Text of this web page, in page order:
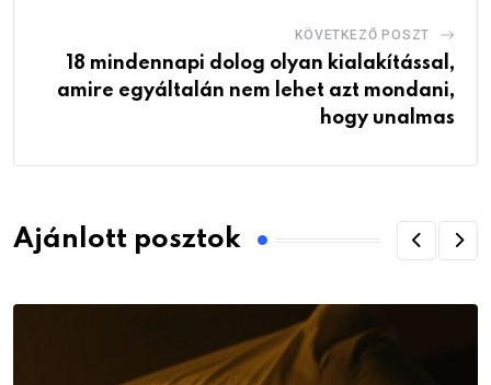
KÖVETKEZŐ POSZT
18 mindennapi dolog olyan kialakítással,
amire egyáltalán nem lehet azt mondani,
hogy unalmas
Ajánlott posztok